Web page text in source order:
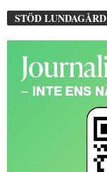
STÖD LUNDAGÅRD